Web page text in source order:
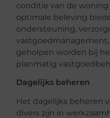
conditie van de
optimale beleving
ondersteuning,
geholpen worden bij
planmatig
Dagelijks beheren
Het dagelijks beheren
divers zijn in